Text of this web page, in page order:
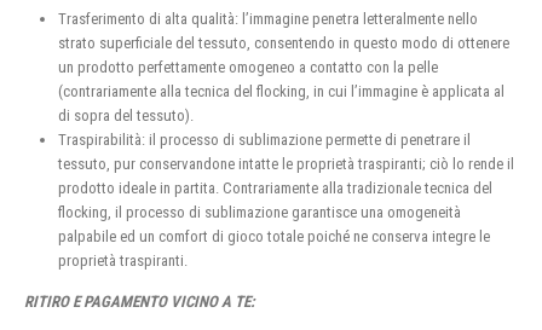
Trasferimento di alta qualità: l’immagine penetra letteralmente nello
strato superficiale del tessuto, consentendo in questo modo di ottenere
un prodotto perfettamente omogeneo a contatto con la pelle
(contrariamente alla tecnica del flocking, in cui l’immagine è applicata al
di sopra del tessuto).
Traspirabilità: il processo di sublimazione permette di penetrare il
tessuto, pur conservandone intatte le proprietà traspiranti; ciò lo rende il
prodotto ideale in partita. Contrariamente alla tradizionale tecnica del
flocking, il processo di sublimazione garantisce una omogeneità
palpabile ed un comfort di gioco totale poiché ne conserva integre le
proprietà traspiranti.
RITIRO E PAGAMENTO VICINO A TE: